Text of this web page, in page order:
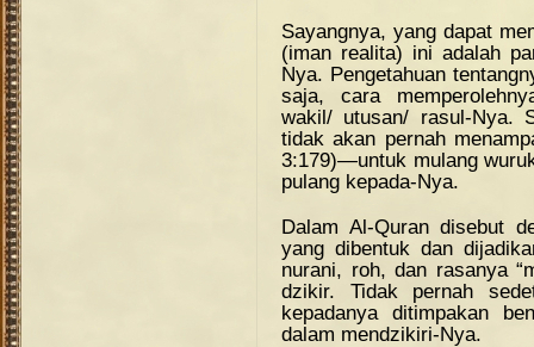
Sayangnya, yang dapat
(iman realita) ini adalah
Nya. Pengetahuan
saja, cara
wakil/ utusan/ rasul-Nya.
tidak akan pernah
3:179)—untuk mulang
pulang kepada-Nya.
Dalam Al-Quran disebut
yang dibentuk dan
nurani, roh, dan rasanya
dzikir. Tidak pernah
kepadanya ditimpakan
dalam mendzikiri-Nya.